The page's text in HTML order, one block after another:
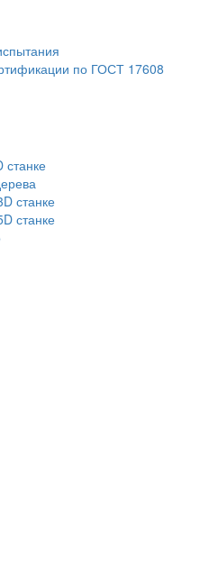
по ГОСТ 17608
станке
станке
станке